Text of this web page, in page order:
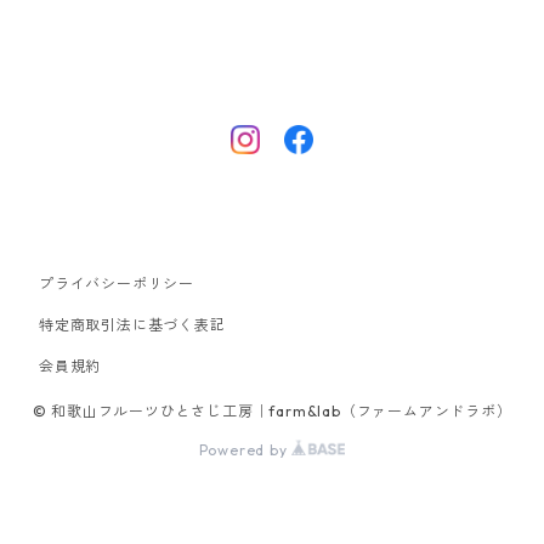
プライバシーポリシー
特定商取引法に基づく表記
会員規約
© 和歌山フルーツひとさじ工房｜farm&lab（ファームアンドラボ）
Powered by